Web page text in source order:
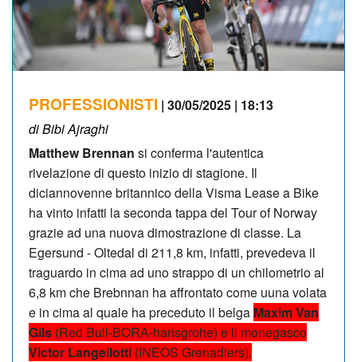
PROFESSIONISTI | 30/05/2025 | 18:13
di Bibi Ajraghi
Matthew Brennan si conferma l'autentica
rivelazione di questo inizio di stagione. Il
diciannovenne britannico della Visma Lease a Bike
ha vinto infatti la seconda tappa del Tour of Norway
grazie ad una nuova dimostrazione di classe. La
Egersund - Oltedal di 211,8 km, infatti, prevedeva il
traguardo in cima ad uno strappo di un chilometrio al
6,8 km che Brebnnan ha affrontato come uuna volata
e in cima al quale ha preceduto il belga Maxim Van
Gils (Red Bull-BORA-hansgrohe) e il monegasco
Victor Langellotti (INEOS Grenadiers).